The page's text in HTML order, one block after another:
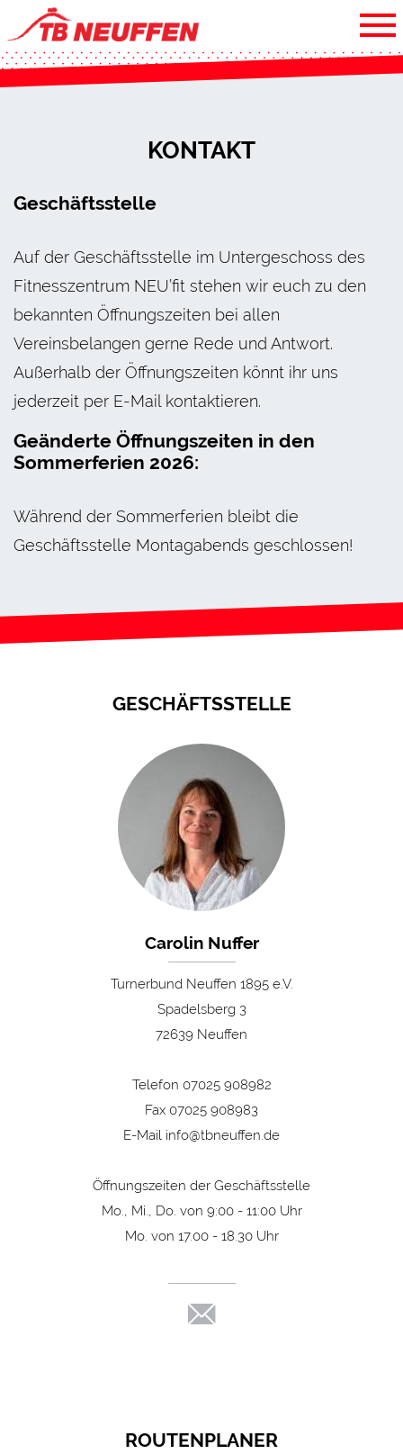
KONTAKT
Geschäftsstelle
Auf der Geschäftsstelle im Untergeschoss des
Fitnesszentrum NEU’fit stehen wir euch zu den
bekannten Öffnungszeiten bei allen
Vereinsbelangen gerne Rede und Antwort.
Außerhalb der Öffnungszeiten könnt ihr uns
jederzeit per E-Mail kontaktieren.
Geänderte Öffnungszeiten in den
Sommerferien 2026:
Während der Sommerferien bleibt die
Geschäftsstelle Montagabends geschlossen!
GESCHÄFTSSTELLE
Carolin Nuffer
Turnerbund Neuffen 1895 e.V.
Spadelsberg 3
72639 Neuffen
Telefon 07025 908982
Fax 07025 908983
E-Mail info@tbneuffen.de
Öffnungszeiten der Geschäftsstelle
Mo., Mi., Do. von 9:00 - 11:00 Uhr
Mo. von 17.00 - 18.30 Uhr
ROUTENPLANER